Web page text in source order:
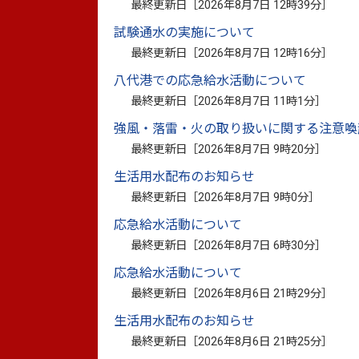
最終更新日［2026年8月7日 12時39分
試験通水の実施について
最終更新日［2026年8月7日 12時16分
八代港での応急給水活動について
最終更新日［2026年8月7日 11時1分
強風・落雷・火の取り扱いに関する注意
最終更新日［2026年8月7日 9時20分
生活用水配布のお知らせ
最終更新日［2026年8月7日 9時0分
応急給水活動について
最終更新日［2026年8月7日 6時30分
応急給水活動について
最終更新日［2026年8月6日 21時29分
生活用水配布のお知らせ
最終更新日［2026年8月6日 21時25分
博物館
ご利用の際は、以下の注意事項をご確認の
基本的に電子メールで行いますが、緊急を要
議会事務局
ご利用の際は、以下の注意事項をご確認の
基本的に電子メールで行いますが、緊急を要
選挙管理委員会事務局
ご利用の際は、以下の注意事項をご確認の
基本的に電子メールで行いますが、緊急を要
監査委員事務局
基本的に電子メールで行いますが、緊急を要
農業委員会事務局